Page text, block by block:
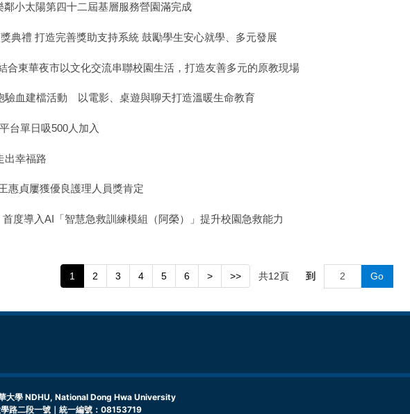
小太陽第四十二屆基層服務營園滿完成
典禮 打造完善獎助支持系統 鼓勵學生安心就學、多元發展
合東華夜市以文化交流串聯校園生活，打造友善多元的原教現場
驗血建檔活動 以電影、桌遊與聊天打造溫暖生命教育
台單日吸500人加入
出幸福路
惠貞屢獲優良護理人員獎肯定
度導入AI「智慧急救訓練模組（阿榮）」提升校園急救能力
1 2 3 4 5 6 > >> 共12頁 到 Go
大學 NDHU, National Dong Hwa University
路二段一號｜統一編號：08153719